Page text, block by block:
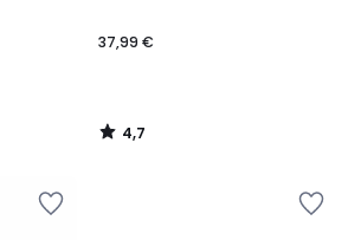
37,99 €
4,7
/